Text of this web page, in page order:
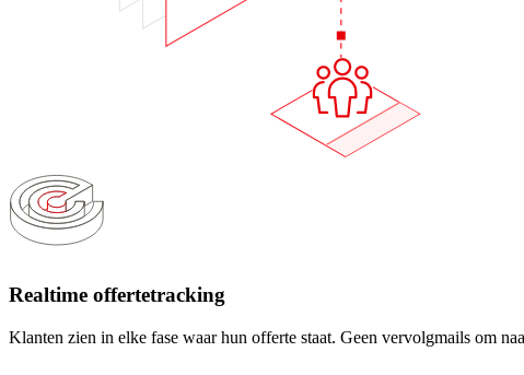
Realtime offertetracking
Klanten zien in elke fase waar hun offerte staat. Geen vervolgmails om